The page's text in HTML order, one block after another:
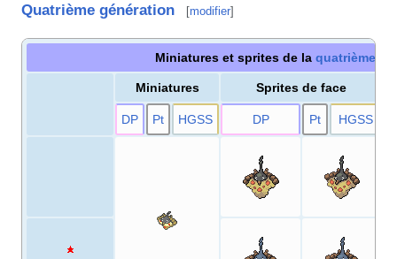
Quatrième génération [modifier]
Miniatures et sprites de la quatrième
Miniatures Sprites de face
DP Pt HGSS DP Pt HGSS